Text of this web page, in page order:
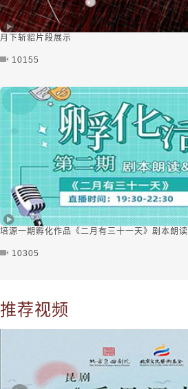
月下斩貂片段展示
10155
培源一期孵化作品《二月有三十一天》剧本朗读
10305
推荐视频